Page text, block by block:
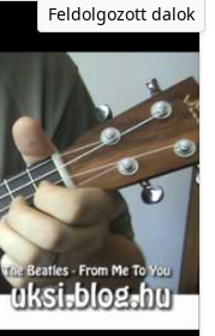
Feldolgozott dalok